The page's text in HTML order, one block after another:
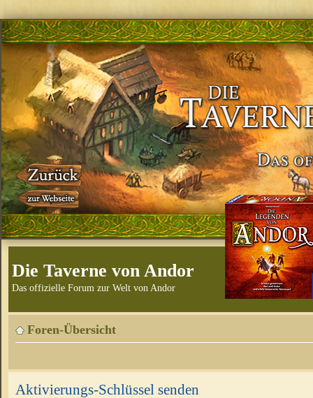
Die Taverne von Andor
Das offizielle Forum zur Welt von Andor
Foren-Übersicht
Aktivierungs-Schlüssel senden